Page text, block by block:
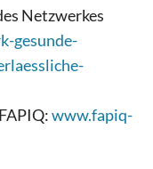
Netzwerkes
gesunde-
www.fapiq-